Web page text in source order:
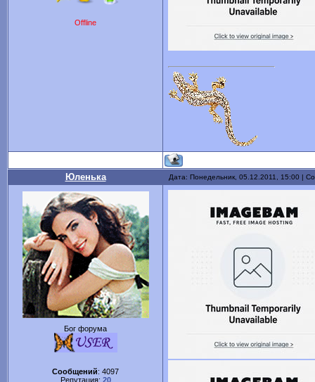
Offline
Юленька Дата: Понедельник, 05.12.2011, 15:00 |
Бог форума
Сообщений: 4097
Репутация: 20